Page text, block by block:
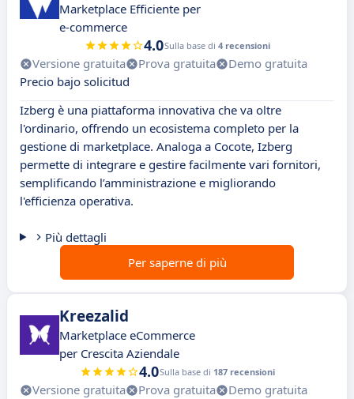
Marketplace Efficiente per
e-commerce
4.0Sulla base di 4 recensioni
Versione gratuita Prova gratuita
Demo gratuita
Precio bajo solicitud
Izberg è una piattaforma innovativa che va oltre
l'ordinario, offrendo un ecosistema completo per la
gestione di marketplace. Analoga a Cocote, Izberg
permette di integrare e gestire facilmente vari fornitori,
semplificando l’amministrazione e migliorando
l'efficienza operativa.
Più dettagli
Per saperne di più
Kreezalid
Marketplace eCommerce
per Crescita Aziendale
4.0Sulla base di 187 recensioni
Versione gratuita Prova gratuita
Demo gratuita